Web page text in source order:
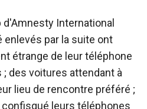
d'Amnesty International
enlevés par la suite ont
étrange de leur téléphone
des voitures attendant à
lieu de rencontre préféré ;
leurs téléphones